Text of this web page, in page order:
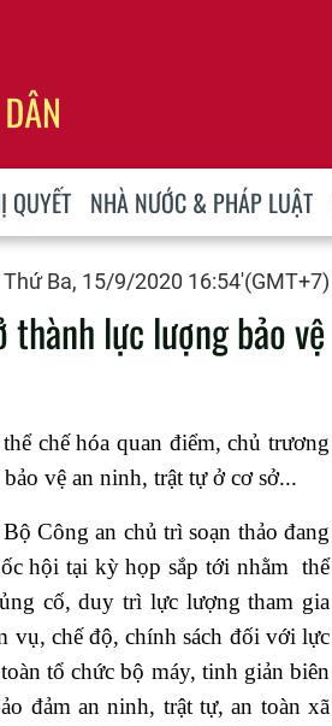
QUYẾT NHÀ NƯỚC & PHÁP LUẬT
Thứ Ba, 15/9/2020 16:54'(GMT+7)
lực lượng bảo vệ
chế hóa quan điểm, chủ trương
vệ an ninh, trật tự ở cơ sở...
Công an chủ trì soạn thảo đang
hội tại kỳ họp sắp tới nhằm thể
cố, duy trì lực lượng tham gia
vụ, chế độ, chính sách đối với lực
tổ chức bộ máy, tinh giản biên
đảm an ninh, trật tự, an toàn xã